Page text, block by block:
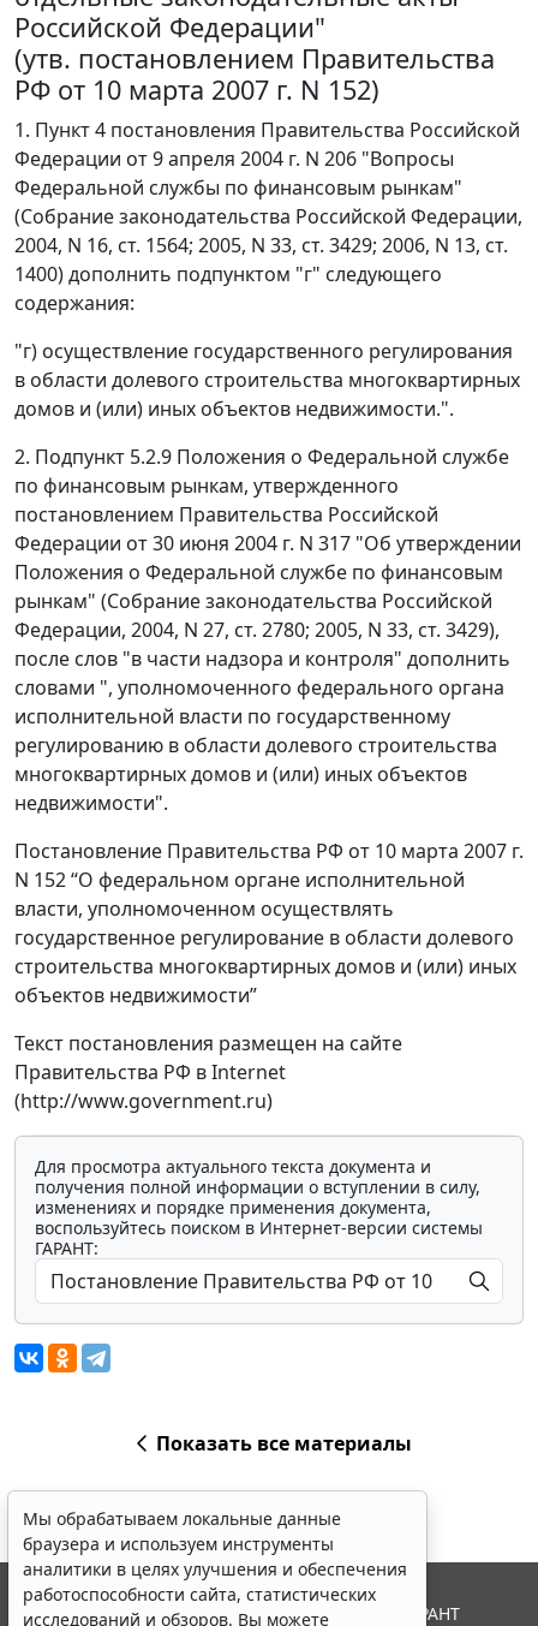
Российской Федерации"
(утв. постановлением Правительства
РФ от 10 марта 2007 г. N 152)
1. Пункт 4 постановления Правительства Российской
Федерации от 9 апреля 2004 г. N 206 "Вопросы
Федеральной службы по финансовым рынкам"
(Собрание законодательства Российской Федерации,
2004, N 16, ст. 1564; 2005, N 33, ст. 3429; 2006, N 13, ст.
1400) дополнить подпунктом "г" следующего
содержания:
"г) осуществление государственного регулирования
в области долевого строительства многоквартирных
домов и (или) иных объектов недвижимости.".
2. Подпункт 5.2.9 Положения о Федеральной службе
по финансовым рынкам, утвержденного
постановлением Правительства Российской
Федерации от 30 июня 2004 г. N 317 "Об утверждении
Положения о Федеральной службе по финансовым
рынкам" (Собрание законодательства Российской
Федерации, 2004, N 27, ст. 2780; 2005, N 33, ст. 3429),
после слов "в части надзора и контроля" дополнить
словами ", уполномоченного федерального органа
исполнительной власти по государственному
регулированию в области долевого строительства
многоквартирных домов и (или) иных объектов
недвижимости".
Постановление Правительства РФ от 10 марта 2007 г.
N 152 “О федеральном органе исполнительной
власти, уполномоченном осуществлять
государственное регулирование в области долевого
строительства многоквартирных домов и (или) иных
объектов недвижимости”
Текст постановления размещен на сайте
Правительства РФ в Internet
(http://www.government.ru)
Для просмотра актуального текста документа и
получения полной информации о вступлении в силу,
изменениях и порядке применения документа,
воспользуйтесь поиском в Интернет-версии системы
ГАРАНТ:
Показать все материалы
Мы обрабатываем локальные данные
браузера и используем инструменты
аналитики в целях улучшения и обеспечения
работоспособности сайта, статистических
исследований и обзоров. Вы можете
© ООО "НПП "ГАРАНТ-СЕРВИС", 2026. Система ГАРАНТ